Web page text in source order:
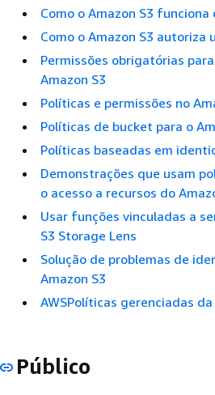
Como o Amazon S3 funciona
Como o Amazon S3 autoriza
Permissões obrigatórias
Amazon S3
Políticas e permissões no
Políticas de bucket para o
Políticas baseadas em
Demonstrações que usam
o acesso a recursos do
Usar funções vinculadas a
S3 Storage Lens
Solução de problemas de
Amazon S3
AWSPolíticas gerenciadas
Público